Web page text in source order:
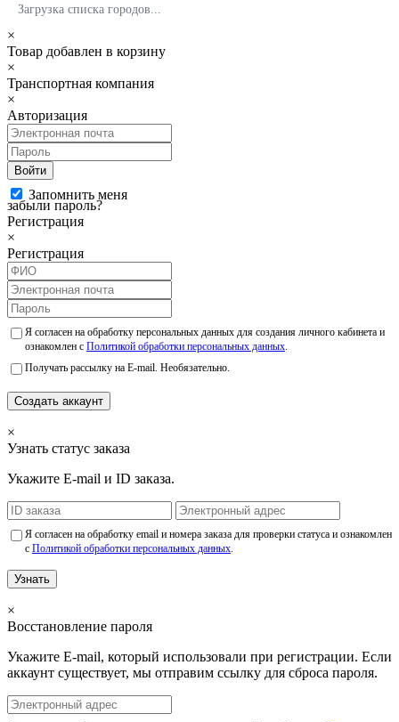
Загрузка списка городов...
×
Товар добавлен в корзину
×
Транспортная компания
×
Авторизация
Войти
Запомнить меня
забыли пароль?
Регистрация
×
Регистрация
Я согласен на обработку персональных данных для создания личного кабинета и
ознакомлен с Политикой обработки персональных данных.
Получать рассылку на E-mail. Необязательно.
Создать аккаунт
×
Узнать статус заказа
Укажите E-mail и ID заказа.
Я согласен на обработку email и номера заказа для проверки статуса и ознакомлен
с Политикой обработки персональных данных.
Узнать
×
Восстановление пароля
Укажите E-mail, который использовали при регистрации. Если
аккаунт существует, мы отправим ссылку для сброса пароля.